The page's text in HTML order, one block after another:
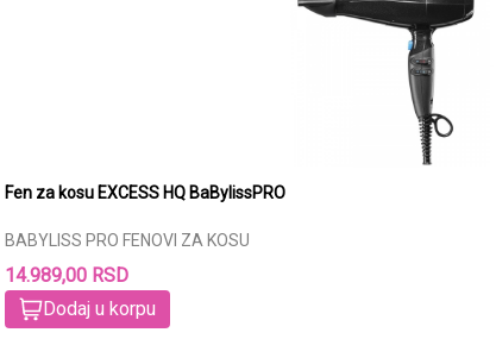
Fen za kosu EXCESS HQ BaBylissPRO
BABYLISS PRO FENOVI ZA KOSU
14.989,00 RSD
Dodaj u korpu